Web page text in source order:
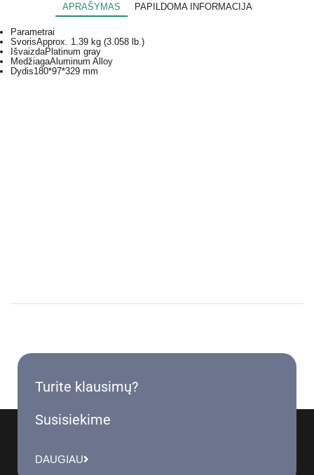
APRAŠYMAS PAPILDOMA INFORMACIJA
Parametrai
SvorisApprox. 1.39 kg (3.058 lb.)
IšvaizdaPlatinum gray
MedžiagaAluminum Alloy
Dydis180*97*329 mm
Turite klausimų?
Susisiekime
DAUGIAU